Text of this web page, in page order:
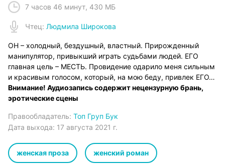
7 часов 46 минут, 430 МБ
Чтец: Людмила Широкова
ОН – холодный, бездушный, властный. Прирожденный
манипулятор, привыкший играть судьбами людей. ЕГО
главная цель – МЕСТЬ. Провидение одарило меня сильным
и красивым голосом, который, на мою беду, привлек ЕГО…
Внимание! Аудиозапись содержит нецензурную брань,
эротические сцены
Правообладатель: Топ Груп Бук
Дата выхода: 17 августа 2021 г.
женская проза женский роман